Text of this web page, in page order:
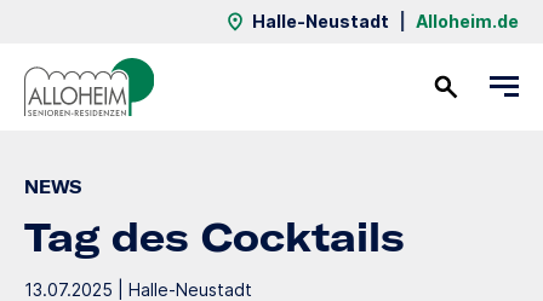
Halle-Neustadt Alloheim.de
NEWS
Tag des Cocktails
13.07.2025 | Halle-Neustadt